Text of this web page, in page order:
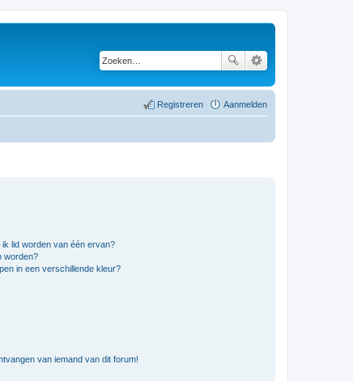
Aanmelden
Registreren
lid worden van één ervan?
worden?
in een verschillende kleur?
van iemand van dit forum!